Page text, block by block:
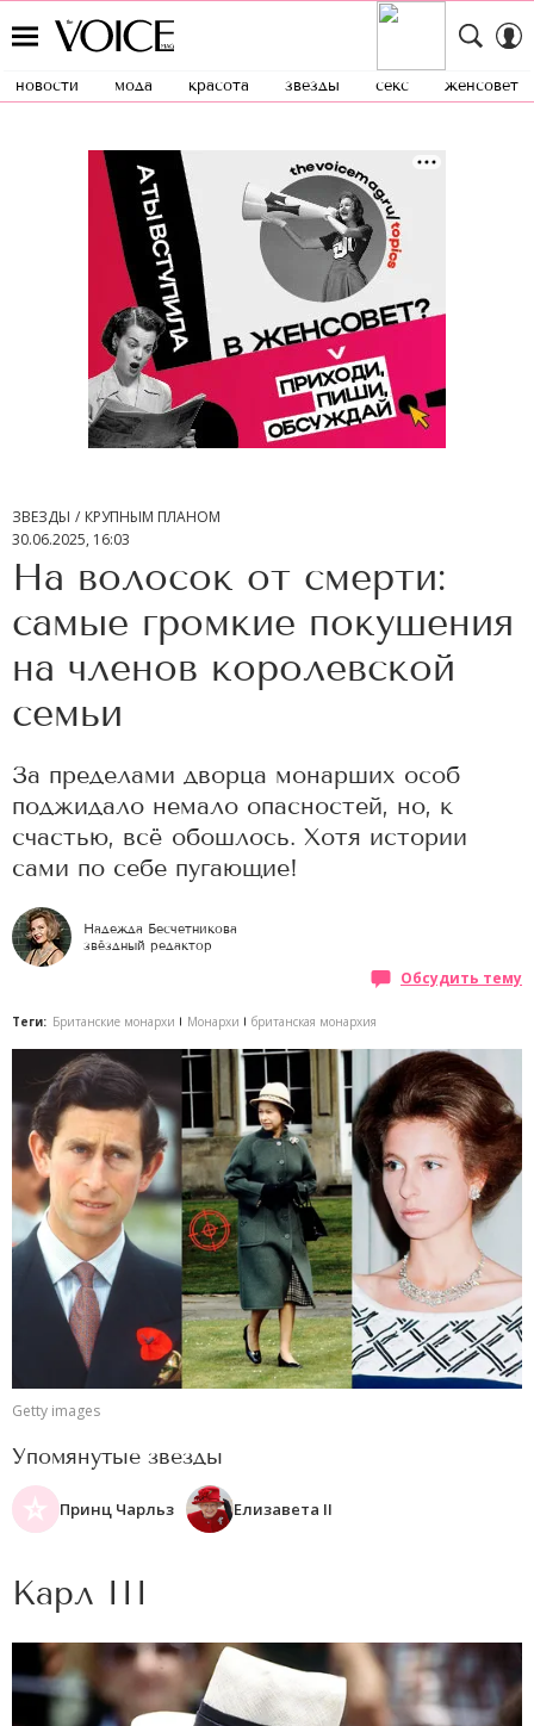
новости мода красота звезды секс женсовет
ЗВЕЗДЫ
КРУПНЫМ ПЛАНОМ
30.06.2025, 16:03
На волосок от смерти:
самые громкие покушения
на членов королевской
семьи
За пределами дворца монарших особ
поджидало немало опасностей, но, к
счастью, всё обошлось. Хотя истории
сами по себе пугающие!
Надежда Бесчетникова
звёздный редактор
Обсудить тему
Теги: Британские монархи Монархи британская монархия
Getty images
Упомянутые звезды
Принц Чарльз Елизавета II
Карл III